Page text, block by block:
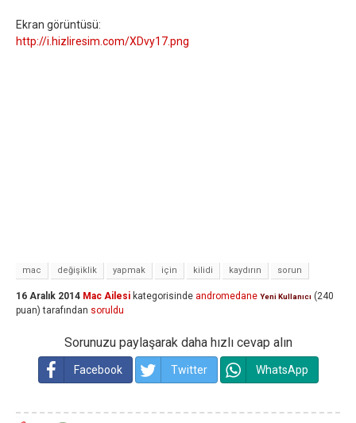
Ekran görüntüsü:
http://i.hizliresim.com/XDvy17.png
mac değişiklik yapmak için kilidi kaydırın sorun
16 Aralık 2014 Mac Ailesi kategorisinde andromedane Yeni Kullanıcı (240
puan) tarafından soruldu
Sorunuzu paylaşarak daha hızlı cevap alın
Facebook Twitter WhatsApp